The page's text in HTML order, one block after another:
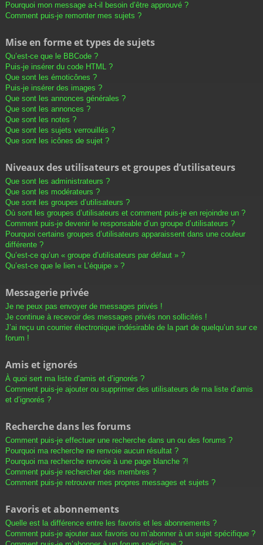
Pourquoi mon message a-t-il besoin d’être approuvé ?
Comment puis-je remonter mes sujets ?
Mise en forme et types de sujets
Qu’est-ce que le BBCode ?
Puis-je insérer du code HTML ?
Que sont les émoticônes ?
Puis-je insérer des images ?
Que sont les annonces générales ?
Que sont les annonces ?
Que sont les notes ?
Que sont les sujets verrouillés ?
Que sont les icônes de sujet ?
Niveaux des utilisateurs et groupes d’utilisateurs
Que sont les administrateurs ?
Que sont les modérateurs ?
Que sont les groupes d’utilisateurs ?
Où sont les groupes d’utilisateurs et comment puis-je en rejoindre un ?
Comment puis-je devenir le responsable d’un groupe d’utilisateurs ?
Pourquoi certains groupes d’utilisateurs apparaissent dans une couleur
différente ?
Qu’est-ce qu’un « groupe d’utilisateurs par défaut » ?
Qu’est-ce que le lien « L’équipe » ?
Messagerie privée
Je ne peux pas envoyer de messages privés !
Je continue à recevoir des messages privés non sollicités !
J’ai reçu un courrier électronique indésirable de la part de quelqu’un sur ce
forum !
Amis et ignorés
À quoi sert ma liste d’amis et d’ignorés ?
Comment puis-je ajouter ou supprimer des utilisateurs de ma liste d’amis
et d’ignorés ?
Recherche dans les forums
Comment puis-je effectuer une recherche dans un ou des forums ?
Pourquoi ma recherche ne renvoie aucun résultat ?
Pourquoi ma recherche renvoie à une page blanche ?!
Comment puis-je rechercher des membres ?
Comment puis-je retrouver mes propres messages et sujets ?
Favoris et abonnements
Quelle est la différence entre les favoris et les abonnements ?
Comment puis-je ajouter aux favoris ou m’abonner à un sujet spécifique ?